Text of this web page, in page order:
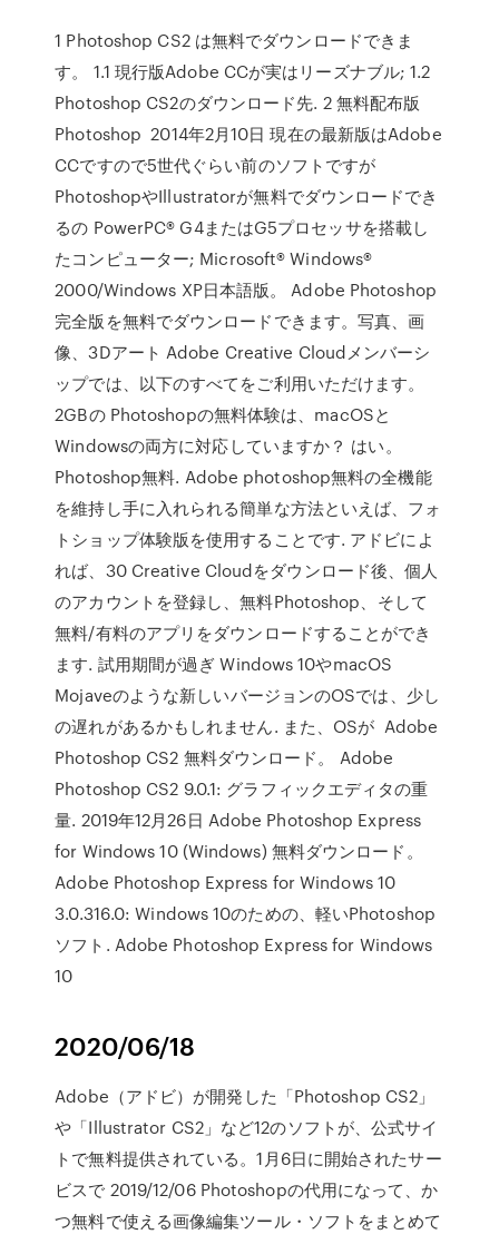
1 Photoshop CS2 は無料でダウンロードできま
す。 1.1 現行版Adobe CCが実はリーズナブル; 1.2
Photoshop CS2のダウンロード先. 2 無料配布版
Photoshop 2014年2月10日 現在の最新版はAdobe
CCですので5世代ぐらい前のソフトですが
PhotoshopやIllustratorが無料でダウンロードでき
るの PowerPC® G4またはG5プロセッサを搭載し
たコンピューター; Microsoft® Windows®
2000/Windows XP日本語版。 Adobe Photoshop
完全版を無料でダウンロードできます。写真、画
像、3Dアート Adobe Creative Cloudメンバーシ
ップでは、以下のすべてをご利用いただけます。
2GBの Photoshopの無料体験は、macOSと
Windowsの両方に対応していますか？ はい。
Photoshop無料. Adobe photoshop無料の全機能
を維持し手に入れられる簡単な方法といえば、フォ
トショップ体験版を使用することです. アドビによ
れば、30 Creative Cloudをダウンロード後、個人
のアカウントを登録し、無料Photoshop、そして
無料/有料のアプリをダウンロードすることができ
ます. 試用期間が過ぎ Windows 10やmacOS
Mojaveのような新しいバージョンのOSでは、少し
の遅れがあるかもしれません. また、OSが Adobe
Photoshop CS2 無料ダウンロード。 Adobe
Photoshop CS2 9.0.1: グラフィックエディタの重
量. 2019年12月26日 Adobe Photoshop Express
for Windows 10 (Windows) 無料ダウンロード。
Adobe Photoshop Express for Windows 10
3.0.316.0: Windows 10のための、軽いPhotoshop
ソフト. Adobe Photoshop Express for Windows
10
2020/06/18
Adobe（アドビ）が開発した「Photoshop CS2」
や「Illustrator CS2」など12のソフトが、公式サイ
トで無料提供されている。1月6日に開始されたサー
ビスで 2019/12/06 Photoshopの代用になって、か
つ無料で使える画像編集ツール・ソフトをまとめて